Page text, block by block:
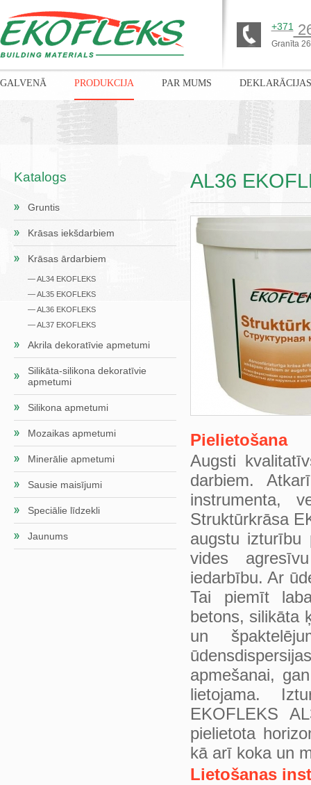
+371
Granīta
Katalogs
Gruntis
Krāsas iekšdarbiem
Krāsas ārdarbiem
— AL34 EKOFLEKS
— AL35 EKOFLEKS
— AL36 EKOFLEKS
— AL37 EKOFLEKS
Akrila dekoratīvie apmetumi
Silikāta-silikona dekoratīvie
apmetumi
Silikona apmetumi
Mozaikas apmetumi
Minerālie apmetumi
Sausie maisījumi
Speciālie līdzekli
Jaunums
AL36
Pielietošana
Augsti
darbiem.
instrumenta,
Struktūrkrāsa
augstu izturību
vides
iedarbību. Ar
Tai piemīt
betons, silikāta
un
apmešanai,
lietojama.
EKOFLEKS
pielietota
kā arī koka un
Lietošanas
GALVENĀ PRODUKCIJA PAR MUMS DEKLARĀCIJAS